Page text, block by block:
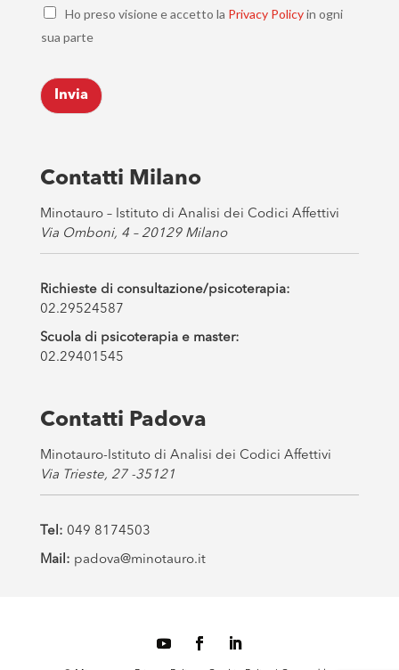
*
C
e
k
b
o
s
*
Ho preso visione e accetto la Privacy Policyin ogni
sua parte
Invia
Contatti Milano
Minotauro – Istituto di Analisi dei Codici Affettivi
Via Omboni, 4 – 20129 Milano
Richieste di consultazione/psicoterapia:
02.29524587
Scuola di psicoterapia e master:
02.29401545
Contatti Padova
Minotauro-Istituto di Analisi dei Codici Affettivi
Via Trieste, 27 -35121
Tel: 049 8174503
Mail: padova@minotauro.it